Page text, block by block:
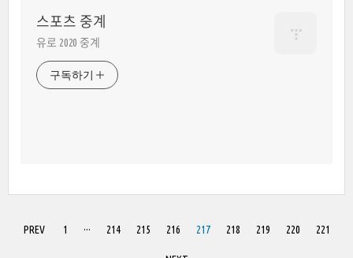
스포츠 중계
유로 2020 중계
구독하기
PREV 1 ··· 214 215 216 217 218 219 220 221